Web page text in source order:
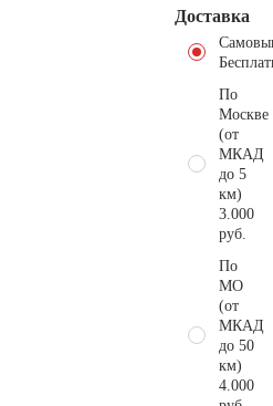
Доставка
По
Москве
(от
МКАД
до 5
км)
3.000
руб.
По
МО
(от
МКАД
до 50
км)
4.000